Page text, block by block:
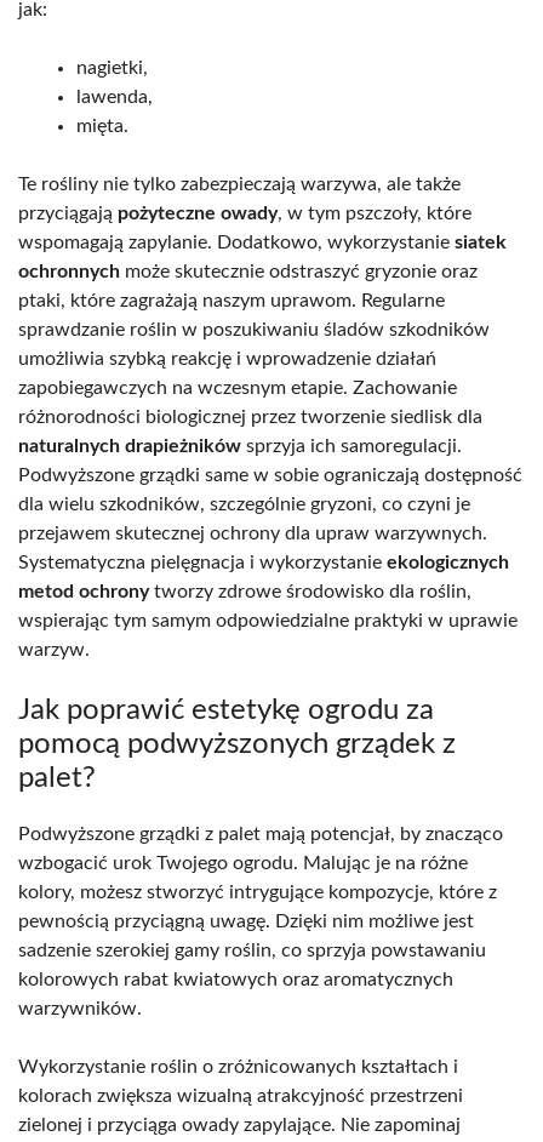
jak:
nagietki,
lawenda,
mięta.
Te rośliny nie tylko zabezpieczają warzywa, ale także
przyciągają pożyteczne owady, w tym pszczoły, które
wspomagają zapylanie. Dodatkowo, wykorzystanie siatek
ochronnych może skutecznie odstraszyć gryzonie oraz
ptaki, które zagrażają naszym uprawom. Regularne
sprawdzanie roślin w poszukiwaniu śladów szkodników
umożliwia szybką reakcję i wprowadzenie działań
zapobiegawczych na wczesnym etapie. Zachowanie
różnorodności biologicznej przez tworzenie siedlisk dla
naturalnych drapieżników sprzyja ich samoregulacji.
Podwyższone grządki same w sobie ograniczają dostępność
dla wielu szkodników, szczególnie gryzoni, co czyni je
przejawem skutecznej ochrony dla upraw warzywnych.
Systematyczna pielęgnacja i wykorzystanie ekologicznych
metod ochronytworzy zdrowe środowisko dla roślin,
wspierając tym samym odpowiedzialne praktyki w uprawie
warzyw.
Jak poprawić estetykę ogrodu za
pomocą podwyższonych grządek z
palet?
Podwyższone grządki z palet mają potencjał, by znacząco
wzbogacić urok Twojego ogrodu. Malując je na różne
kolory, możesz stworzyć intrygujące kompozycje, które z
pewnością przyciągną uwagę. Dzięki nim możliwe jest
sadzenie szerokiej gamy roślin, co sprzyja powstawaniu
kolorowych rabat kwiatowych oraz aromatycznych
warzywników.
Wykorzystanie roślin o zróżnicowanych kształtach i
kolorach zwiększa wizualną atrakcyjność przestrzeni
zielonej i przyciąga owady zapylające. Nie zapominaj